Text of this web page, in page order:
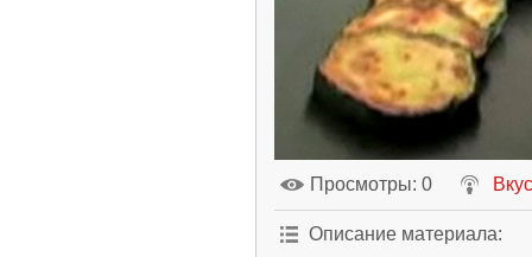
Просмотры: 0
Описание материала: